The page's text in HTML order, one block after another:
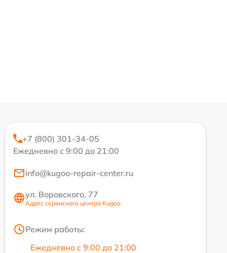
+7 (800) 301-34-05
Ежедневно с 9:00 до 21:00
info@kugoo-repair-center.ru
ул. Воровского, 77
Адрес сервисного центра Kugoo
Режим работы:
Ежедневно с 9:00 до 21:00